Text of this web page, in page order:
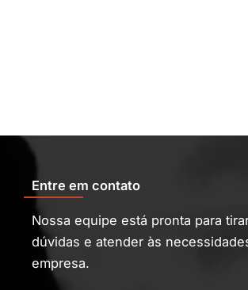
Entre em contato
Nossa equipe está pronta para
dúvidas e atender às
empresa.